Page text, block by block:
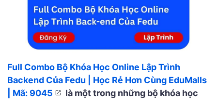
Full Combo Bộ Khóa Học Online Lập Trình
Backend Của Fedu | Học Rẻ Hơn Cùng EduMalls
| Mã: 9045
là một trong những bộ khóa học